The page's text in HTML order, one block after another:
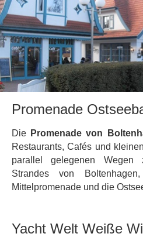
Promenade
Die Promenade von
Restaurants, Cafés und
parallel gelegenen
Strandes von
Mittelpromenade und die
Yacht Welt Weiße